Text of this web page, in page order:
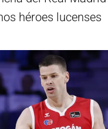
héroes lucenses